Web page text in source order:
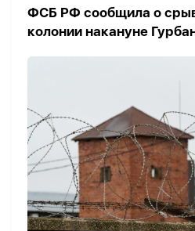
ФСБ РФ сообщила о
колонии накануне